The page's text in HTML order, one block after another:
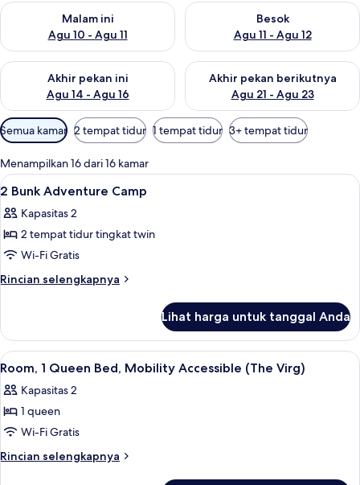
Malam ini
Agu 10 - Agu 11
Periksa ketersediaan untuk malam ini Agu 10 - Agu 11
Besok
Agu 11 - Agu 12
Periksa ketersediaan untuk
Akhir pekan ini
Agu 14 - Agu 16
Periksa ketersediaan untuk akhir pekan ini Agu 14 - Agu 16
Akhir pekan berikutnya
Agu 21 - Agu 23
Periksa ketersediaan untuk
Filter
tersedia
untuk
kamar
Semua kamar 2 tempat tidur 1 tempat tidur 3+ tempat tidur
Menampilkan 16 dari 16 kamar
Lihat
semua
foto
untuk
2
Bunk
Brankas, meja kerja, ruang kerja
10
2 Bunk Adventure Camp
Kapasitas 2
2 tempat tidur tingkat twin
Wi-Fi Gratis
Rincian selengkapnya
Rincian
2
Bunk
Adventure
Lihat harga untuk tanggal Anda
Lihat
semua
foto
untuk
Room,
1
Brankas, meja kerja, ruang kerja
9
Room, 1 Queen Bed, Mobility Accessible (The Virg)
Kapasitas 2
1 queen
Wi-Fi Gratis
Rincian selengkapnya
Rincian